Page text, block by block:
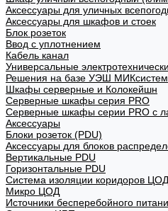
Аксессуары для уличных
Аксессуары для шкафов и стоек
Блок розеток
Ввод с уплотнением
Кабель канал
Универсальные
Решения на базе УЭШ МИКсистем
Шкафы серверные и Колокейшн
Серверные шкафы серия PRO
Серверные шкафы серии PRO с
Аксессуары
Блоки розеток (PDU)
Аксессуары для блоков
Вертикальные PDU
Горизонтальные PDU
Система изоляции коридоров ЦОД
Микро ЦОД
Источники бесперебойного